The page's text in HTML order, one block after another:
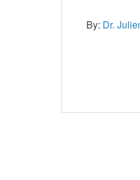
By: Dr.